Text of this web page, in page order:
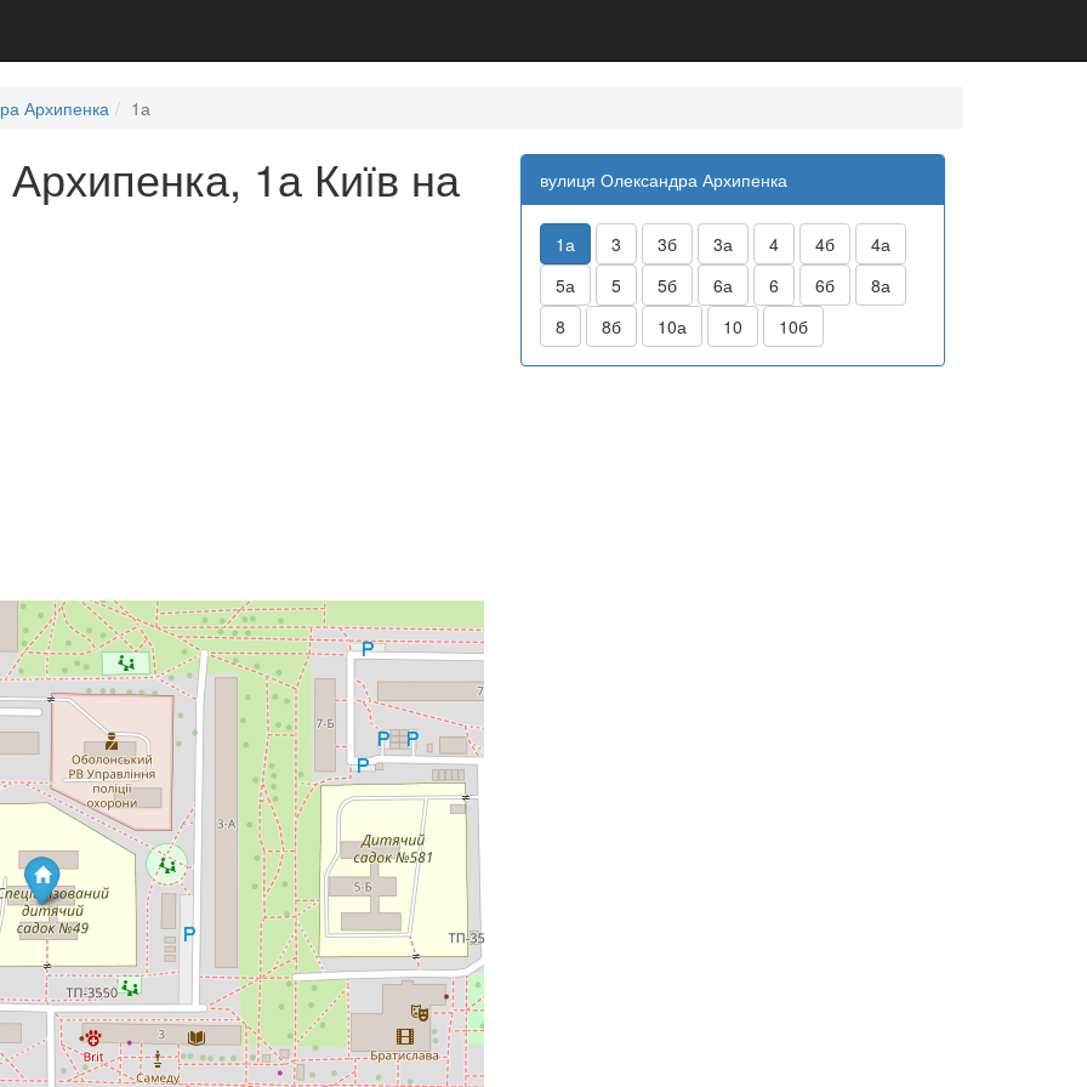
Архипенка 1а
1а Київ на вулиця Олександра Архипенка
1а 3 3б 3а 4 4б
4а
5а
5 5б 6а 6 6б
8а
8
8б 10а 10 10б